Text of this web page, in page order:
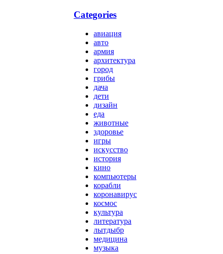
Categories
авиация
авто
армия
архитектура
город
грибы
дача
дети
дизайн
еда
животные
здоровье
игры
искусство
история
кино
компьютеры
корабли
коронавирус
космос
культура
литература
лытдыбр
медицина
музыка